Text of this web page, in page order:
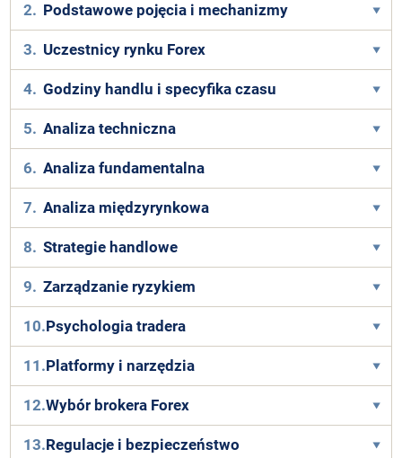
2. Podstawowe pojęcia i mechanizmy
3. Uczestnicy rynku Forex
4. Godziny handlu i specyfika czasu
5. Analiza techniczna
6. Analiza fundamentalna
7. Analiza międzyrynkowa
8. Strategie handlowe
9. Zarządzanie ryzykiem
10.Psychologia tradera
11.Platformy i narzędzia
12.Wybór brokera Forex
13.Regulacje i bezpieczeństwo